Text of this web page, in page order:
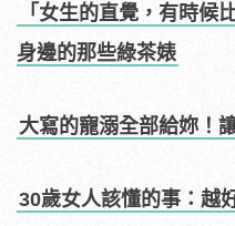
「女生的直覺，有時候
身邊的那些綠茶婊
大寫的寵溺全部給妳！
30歲女人該懂的事：越